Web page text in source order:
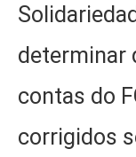
determinar
contas do
corrigidos